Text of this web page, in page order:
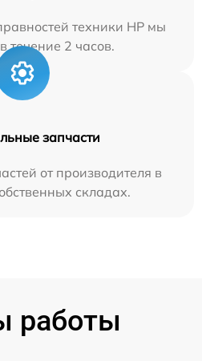
техники HP мы
течение 2 часов.
запчасти
от производителя в
складах.
работы